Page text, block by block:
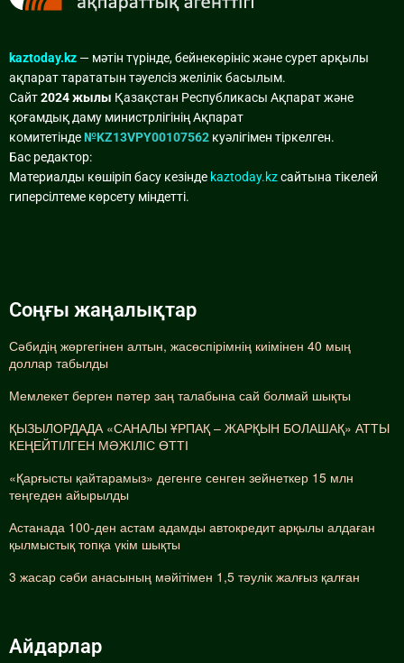
kaztoday.kz — мәтін түрінде, бейнекөрініс және сурет арқылы
ақпарат тарататын тәуелсіз желілік басылым.
Сайт2024 жылы Қазақстан Республикасы Ақпарат және
қоғамдық даму министрлігінің Ақпарат
комитетінде№KZ13VPY00107562 куәлігімен тіркелген.
Бас редактор:
Материалды көшіріп басу кезінде kaztoday.kzсайтына тікелей
гиперсілтеме көрсету міндетті.
Соңғы жаңалықтар
Сәбидің жөргегінен алтын, жасөспірімнің киімінен 40 мың
доллар табылды
Мемлекет берген пәтер заң талабына сай болмай шықты
ҚЫЗЫЛОРДАДА «САНАЛЫ ҰРПАҚ – ЖАРҚЫН БОЛАШАҚ» АТТЫ
КЕҢЕЙТІЛГЕН МӘЖІЛІС ӨТТІ
«Қарғысты қайтарамыз» дегенге сенген зейнеткер 15 млн
теңгеден айырылды
Астанада 100-ден астам адамды автокредит арқылы алдаған
қылмыстық топқа үкім шықты
3 жасар сәби анасының мәйітімен 1,5 тәулік жалғыз қалған
Айдарлар